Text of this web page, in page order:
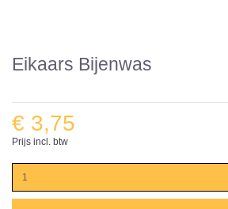
Eikaars Bijenwas
€ 3,75
Prijs incl. btw